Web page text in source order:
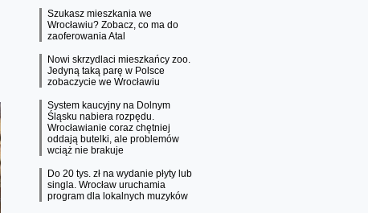
Szukasz mieszkania we
Wrocławiu? Zobacz, co ma do
zaoferowania Atal
Nowi skrzydlaci mieszkańcy zoo.
Jedyną taką parę w Polsce
zobaczycie we Wrocławiu
System kaucyjny na Dolnym
Śląsku nabiera rozpędu.
Wrocławianie coraz chętniej
oddają butelki, ale problemów
wciąż nie brakuje
Do 20 tys. zł na wydanie płyty lub
singla. Wrocław uruchamia
program dla lokalnych muzyków